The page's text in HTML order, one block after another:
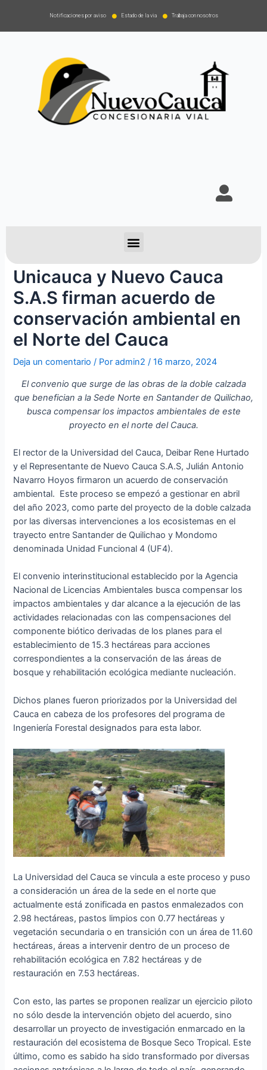
Notificaciones por aviso Estado de la via Trabaja con nosotros
Unicauca y Nuevo Cauca
S.A.S firman acuerdo de
conservación ambiental en
el Norte del Cauca
Deja un comentario / Poradmin2 /16 marzo, 2024
El convenio que surge de las obras de la doble calzada
que benefician a la Sede Norte en Santander de Quilichao,
busca compensar los impactos ambientales de este
proyecto en el norte del Cauca.
El rector de la Universidad del Cauca, Deibar Rene Hurtado
y el Representante de Nuevo Cauca S.A.S, Julián Antonio
Navarro Hoyos firmaron un acuerdo de conservación
ambiental. Este proceso se empezó a gestionar en abril
del año 2023, como parte del proyecto de la doble calzada
por las diversas intervenciones a los ecosistemas en el
trayecto entre Santander de Quilichao y Mondomo
denominada Unidad Funcional 4 (UF4).
El convenio interinstitucional establecido por la Agencia
Nacional de Licencias Ambientales busca compensar los
impactos ambientales y dar alcance a la ejecución de las
actividades relacionadas con las compensaciones del
componente biótico derivadas de los planes para el
establecimiento de 15.3 hectáreas para acciones
correspondientes a la conservación de las áreas de
bosque y rehabilitación ecológica mediante nucleación.
Dichos planes fueron priorizados por la Universidad del
Cauca en cabeza de los profesores del programa de
Ingeniería Forestal designados para esta labor.
La Universidad del Cauca se vincula a este proceso y puso
a consideración un área de la sede en el norte que
actualmente está zonificada en pastos enmalezados con
2.98 hectáreas, pastos limpios con 0.77 hectáreas y
vegetación secundaria o en transición con un área de 11.60
hectáreas, áreas a intervenir dentro de un proceso de
rehabilitación ecológica en 7.82 hectáreas y de
restauración en 7.53 hectáreas.
Con esto, las partes se proponen realizar un ejercicio piloto
no sólo desde la intervención objeto del acuerdo, sino
desarrollar un proyecto de investigación enmarcado en la
restauración del ecosistema de Bosque Seco Tropical. Este
último, como es sabido ha sido transformado por diversas